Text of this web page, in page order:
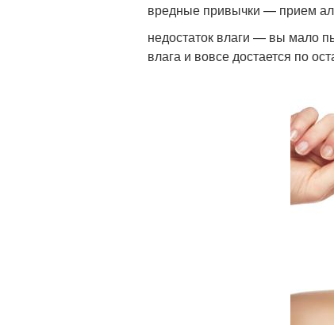
вредные привычки — прием
недостаток влаги — вы мало
влага и вовсе достается по